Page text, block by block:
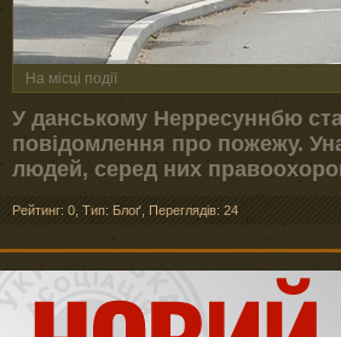
На місці події
У данському Нерресуннбю
повідомлення про пожежу.
людей, серед них
Рейтинг: 0 Тип: Блоґ Переглядів: 24